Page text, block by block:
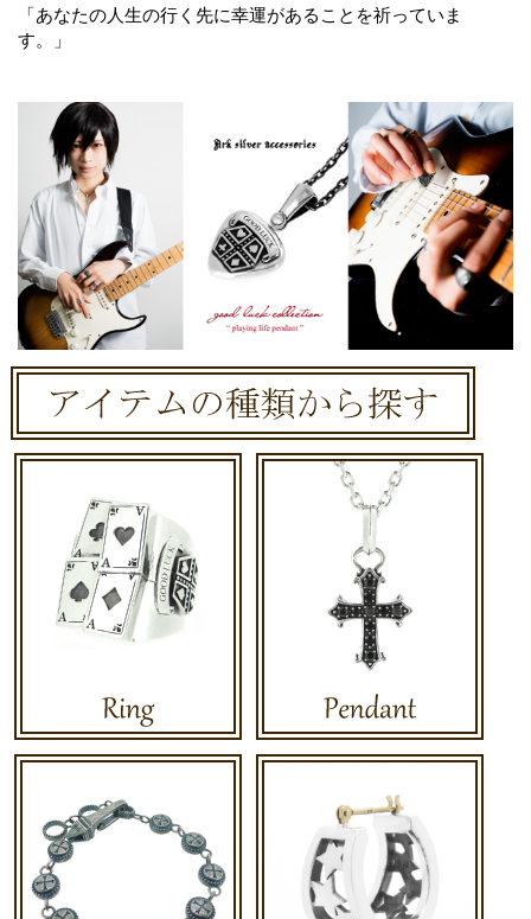
「あなたの人生の行く先に幸運があることを祈っていま
す。」